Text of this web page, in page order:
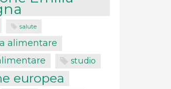
salute
alimentare
studio
europea